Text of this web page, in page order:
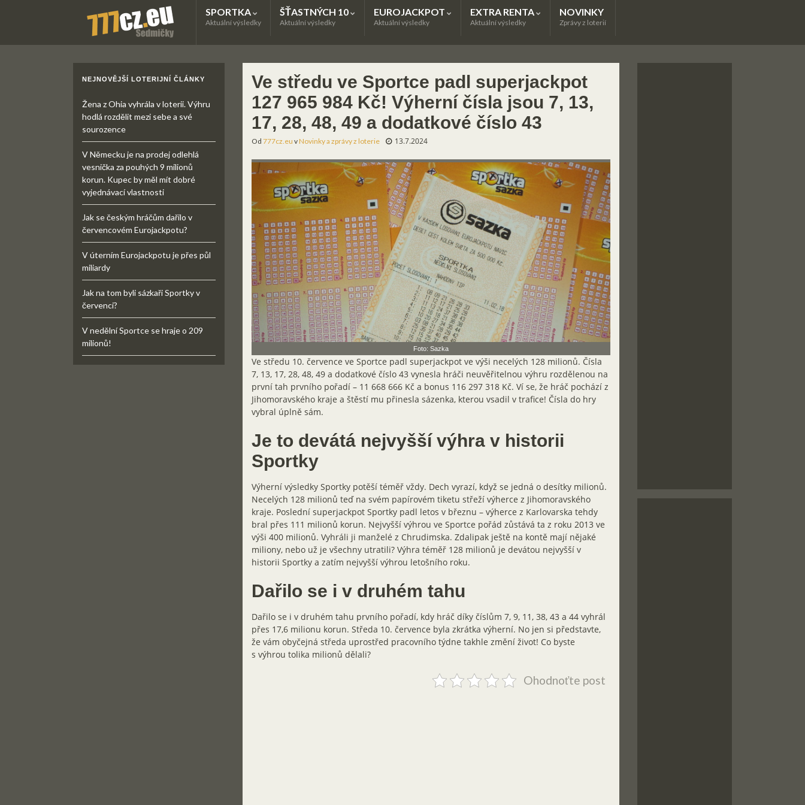
SPORTKA
Aktuální výsledky
ŠŤASTNÝCH 10
Aktuální výsledky
EUROJACKPOT
Aktuální výsledky
EXTRA RENTA
Aktuální výsledky
NOVINKY
Zprávy z loterií
Ve středu ve Sportce padl superjackpot
127 965 984 Kč! Výherní čísla jsou 7, 13,
17, 28, 48, 49 a dodatkové číslo 43
Od 777cz.eu vNovinky a zprávy z loterie 13.7.2024
Foto: Sazka
Ve středu 10. července ve Sportce padl superjackpot ve výši necelých 128 milionů. Čísla
7, 13, 17, 28, 48, 49 a dodatkové číslo 43 vynesla hráči neuvěřitelnou výhru rozdělenou na
první tah prvního pořadí – 11 668 666 Kč a bonus 116 297 318 Kč. Ví se, že hráč pochází z
Jihomoravského kraje a štěstí mu přinesla sázenka, kterou vsadil v trafice! Čísla do hry
vybral úplně sám.
Je to devátá nejvyšší výhra v historii
Sportky
Výherní výsledky Sportky potěší téměř vždy. Dech vyrazí, když se jedná o desítky milionů.
Necelých 128 milionů teď na svém papírovém tiketu střeží výherce z Jihomoravského
kraje. Poslední superjackpot Sportky padl letos v březnu – výherce z Karlovarska tehdy
bral přes 111 milionů korun. Nejvyšší výhrou ve Sportce pořád zůstává ta z roku 2013 ve
výši 400 milionů. Vyhráli ji manželé z Chrudimska. Zdalipak ještě na kontě mají nějaké
miliony, nebo už je všechny utratili? Výhra téměř 128 milionů je devátou nejvyšší v
historii Sportky a zatím nejvyšší výhrou letošního roku.
Dařilo se i v druhém tahu
Dařilo se i v druhém tahu prvního pořadí, kdy hráč díky číslům 7, 9, 11, 38, 43 a 44 vyhrál
přes 17,6 milionu korun. Středa 10. července byla zkrátka výherní. No jen si představte,
že vám obyčejná středa uprostřed pracovního týdne takhle změní život! Co byste
s výhrou tolika milionů dělali?
Ohodnoťte post
NEJNOVĚJŠÍ LOTERIJNÍ ČLÁNKY
Žena z Ohia vyhrála v loterii. Výhru
hodlá rozdělit mezi sebe a své
sourozence
V Německu je na prodej odlehlá
vesnička za pouhých 9 milionů
korun. Kupec by měl mít dobré
vyjednávací vlastnosti
Jak se českým hráčům dařilo v
červencovém Eurojackpotu?
V úterním Eurojackpotu je přes půl
miliardy
Jak na tom byli sázkaři Sportky v
červenci?
V nedělní Sportce se hraje o 209
milionů!